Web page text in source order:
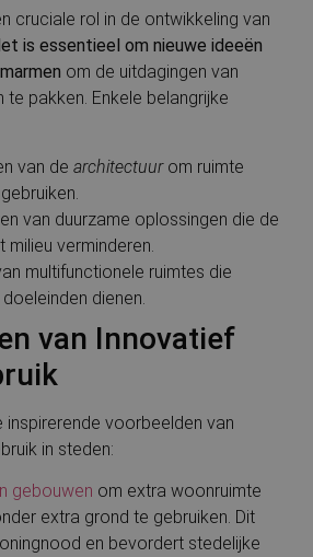
cruciale rol in de ontwikkeling van
is essentieel om nieuwe ideeën
om de uitdagingen van
te pakken. Enkele belangrijke
van de architectuurom ruimte
van duurzame oplossingen die de
verminderen.
multifunctionele ruimtes die
dienen.
van Innovatief
inspirerende voorbeelden van
in steden:
gebouwen om extra woonruimte
extra grond te gebruiken. Dit
en bevordert stedelijke